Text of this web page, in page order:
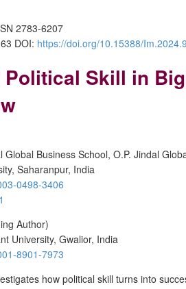
2783-6207
DOI: https://doi.org/10.15388/
Political Skill in
Global Business School, O.P. Jindal
Saharanpur, India
0498-3406
Author)
University, Gwalior, India
8901-7973
how political skill turns into